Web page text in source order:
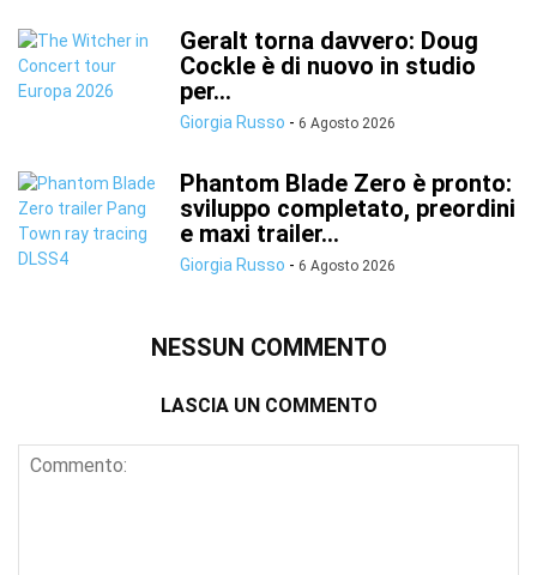
Geralt torna davvero: Doug
Cockle è di nuovo in studio
per...
Giorgia Russo - 6 Agosto 2026
Phantom Blade Zero è pronto:
sviluppo completato, preordini
e maxi trailer...
Giorgia Russo - 6 Agosto 2026
NESSUN COMMENTO
LASCIA UN COMMENTO